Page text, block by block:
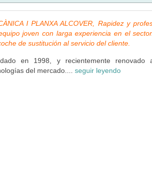
I PLANXA ALCOVER, Rapidez y
joven con larga experiencia en el
de sustitución al servicio del cliente.
en 1998, y recientemente renovado
del mercado.... seguir leyendo